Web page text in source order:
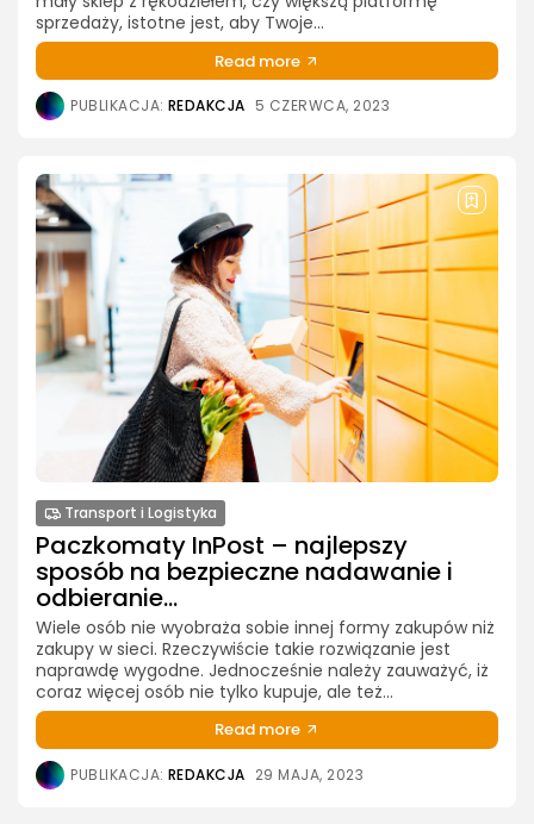
sprzedaży, istotne jest, aby Twoje...
Read more
PUBLIKACJA: REDAKCJA 5 CZERWCA, 2023
Transport i Logistyka
Paczkomaty InPost – najlepszy
sposób na bezpieczne nadawanie i
odbieranie...
Wiele osób nie wyobraża sobie innej formy zakupów niż
zakupy w sieci. Rzeczywiście takie rozwiązanie jest
naprawdę wygodne. Jednocześnie należy zauważyć, iż
coraz więcej osób nie tylko kupuje, ale też...
Read more
PUBLIKACJA: REDAKCJA 29 MAJA, 2023